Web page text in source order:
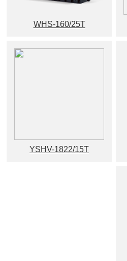
WHS-160/25T
YSHV-1822/15T